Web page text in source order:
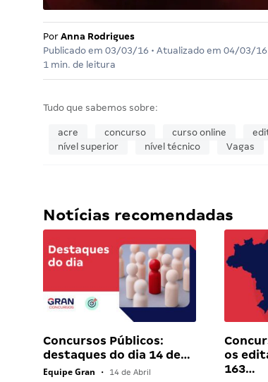
Por Anna Rodrigues
Publicado em 03/03/16 • Atualizado em 04/03/16
1 min. de leitura
Tudo que sabemos sobre:
acre concurso curso online
nível superior
nível técnico Vagas
Notícias recomendadas
Concursos Públicos:
destaques do dia 14 de…
Equipe Gran • 14 de Abril
os
163…